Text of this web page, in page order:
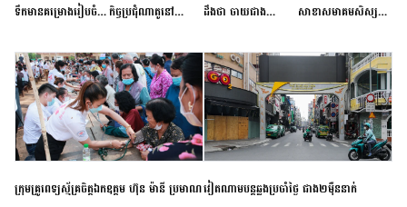
ទឹកមានគម្រោងរៀបចំ
កម្រិតបឋម ដល់ឧត្តម
សិក្សានាពេលខាងមុខ
កិច្ចប្រជុំណាតូនៅ
ខាងមុខនឹងបញ្ជូនសញ្ញា
នៃភាពស្អិតរមួត និង
ការប្តេជ្ញាចិត្ត
ដឹងថា ចាយជាង
អភិវឌ្ឍន៍នុយក្លេអ៊ែរ
សាខាសមាគមសិស្ស
ខេត្តកំពង់ចាម ចុះពិនិត្យ
ពិគ្រោះជំងឺទូទៅ និងផ្តល់
ថ្នាំពេទ្យជូនប្រជាពលរដ្ឋ
រស់នៅសង្កាត់បឹងកុក
ក្រុមគ្រូពេទ្យស្ម័គ្រចិត្តឯកឧត្តម ហ៊ុន ម៉ានី ប្រមាណវៀតណាម​បន្ត​ឆ្លង​ប្រចាំថ្ងៃ​ ​ជាង​២​ម៉ឺន​នាក់​